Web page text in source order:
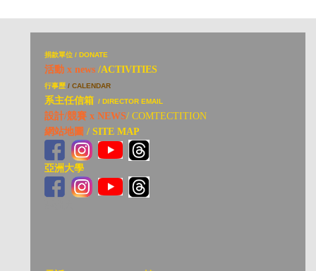
捐款單位 / DONATE
活動 x news /ACTIVITIES
行事歷 / CALENDAR
系主任信箱 / DIRECTOR EMAIL
設計/競賽 x NEWS/ COMTECTITION
網站地圖 / SITE MAP
亞洲大學